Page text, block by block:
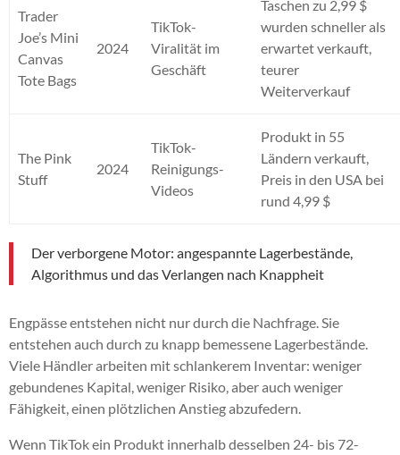
Trader
Joe’s Mini
Canvas
Tote Bags
2024
TikTok-
Viralität im
Geschäft
Taschen zu 2,99 $
wurden schneller als
erwartet verkauft,
teurer
Weiterverkauf
The Pink
Stuff
2024
TikTok-
Reinigungs-
Videos
Produkt in 55
Ländern verkauft,
Preis in den USA bei
rund 4,99 $
Der verborgene Motor: angespannte Lagerbestände,
Algorithmus und das Verlangen nach Knappheit
Engpässe entstehen nicht nur durch die Nachfrage. Sie
entstehen auch durch zu knapp bemessene Lagerbestände.
Viele Händler arbeiten mit schlankerem Inventar: weniger
gebundenes Kapital, weniger Risiko, aber auch weniger
Fähigkeit, einen plötzlichen Anstieg abzufedern.
Wenn TikTok ein Produkt innerhalb desselben 24- bis 72-